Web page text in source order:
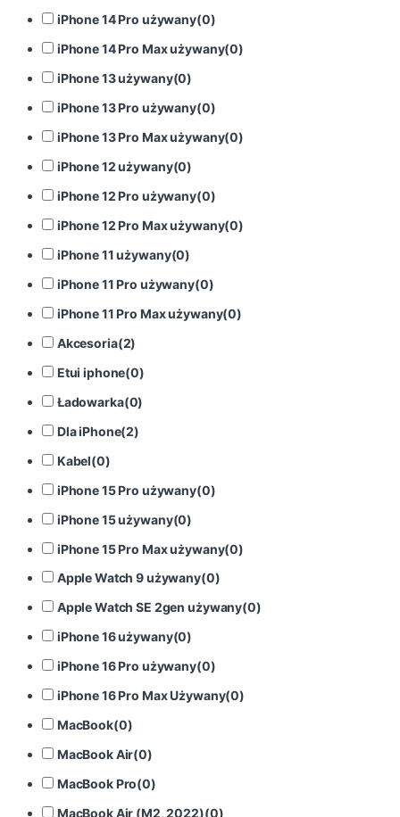
iPhone 14 Pro używany(0)
iPhone 14 Pro Max używany(0)
iPhone 13 używany(0)
iPhone 13 Pro używany(0)
iPhone 13 Pro Max używany(0)
iPhone 12 używany(0)
iPhone 12 Pro używany(0)
iPhone 12 Pro Max używany(0)
iPhone 11 używany(0)
iPhone 11 Pro używany(0)
iPhone 11 Pro Max używany(0)
Akcesoria(2)
Etui iphone(0)
Ładowarka(0)
Dla iPhone(2)
Kabel(0)
iPhone 15 Pro używany(0)
iPhone 15 używany(0)
iPhone 15 Pro Max używany(0)
Apple Watch 9 używany(0)
Apple Watch SE 2gen używany(0)
iPhone 16 używany(0)
iPhone 16 Pro używany(0)
iPhone 16 Pro Max Używany(0)
MacBook(0)
MacBook Air(0)
MacBook Pro(0)
MacBook Air (M2, 2022)(0)